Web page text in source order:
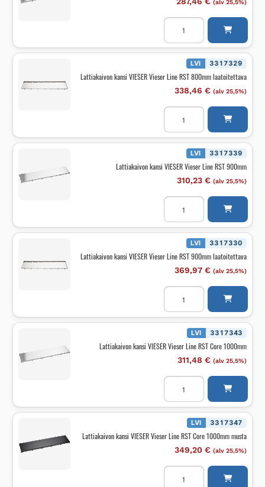
(alv 25,5%)
Lattiakaivon
kansi
Vieser
Line
800mm
määrä
LVI 3317329
Lattiakaivon kansi VIESER Vieser Line RST 800mm laatoitettava
338,46 € (alv 25,5%)
Lattiakaivon
kansi
VIESER
Vieser
Line
800mm
laatoitettava
määrä
LVI 3317339
Lattiakaivon kansi VIESER Vieser Line RST 900mm
310,23 € (alv 25,5%)
Lattiakaivon
kansi
VIESER
Vieser
Line
900mm
määrä
LVI 3317330
Lattiakaivon kansi VIESER Vieser Line RST 900mm laatoitettava
369,97 € (alv 25,5%)
Lattiakaivon
kansi
VIESER
Vieser
Line
900mm
laatoitettava
määrä
LVI 3317343
Lattiakaivon kansi VIESER Vieser Line RST Core 1000mm
311,48 € (alv 25,5%)
Lattiakaivon
kansi
VIESER
Vieser
Line
1000mm
määrä
LVI 3317347
Lattiakaivon kansi VIESER Vieser Line RST Core 1000mm musta
349,20 € (alv 25,5%)
Lattiakaivon
kansi